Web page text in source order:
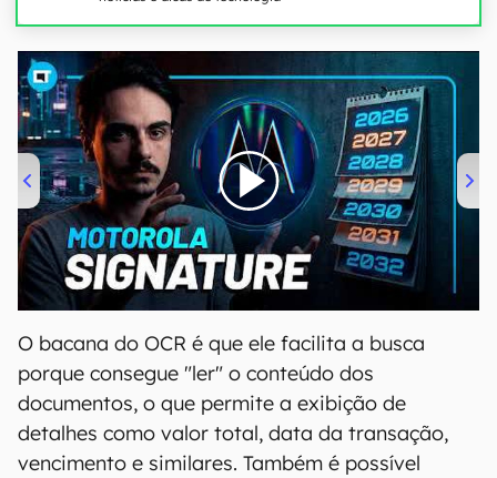
00:00/20:46
O bacana do OCR é que ele facilita a busca
porque consegue "ler" o conteúdo dos
documentos, o que permite a exibição de
detalhes como valor total, data da transação,
vencimento e similares. Também é possível